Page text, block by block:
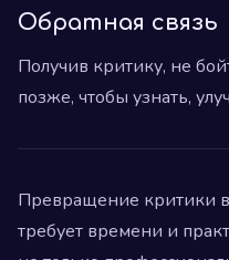
Обратная связь
Получив критику, не
позже, чтобы узнать,
Превращение критики
требует времени и